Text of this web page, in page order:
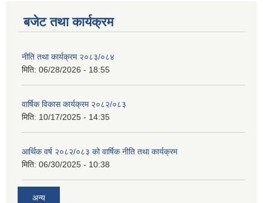
बजेट तथा कार्यक्रम
नीति तथा कार्यक्रम २०८३/०८४
मिति: 06/28/2026 - 18:55
वार्षिक विकास कार्यक्रम २०८२/०८३
मिति: 10/17/2025 - 14:35
आर्थिक वर्ष २०८२/०८३ को वार्षिक नीति तथा कार्यक्रम
मिति: 06/30/2025 - 10:38
अन्य